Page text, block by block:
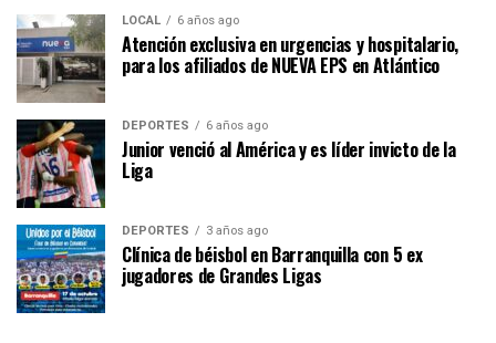
LOCAL 6 años ago
Atención exclusiva en urgencias y hospitalario,
para los afiliados de NUEVA EPS en Atlántico
DEPORTES 6 años ago
Junior venció al América y es líder invicto de la
Liga
DEPORTES 3 años ago
Clínica de béisbol en Barranquilla con 5 ex
jugadores de Grandes Ligas